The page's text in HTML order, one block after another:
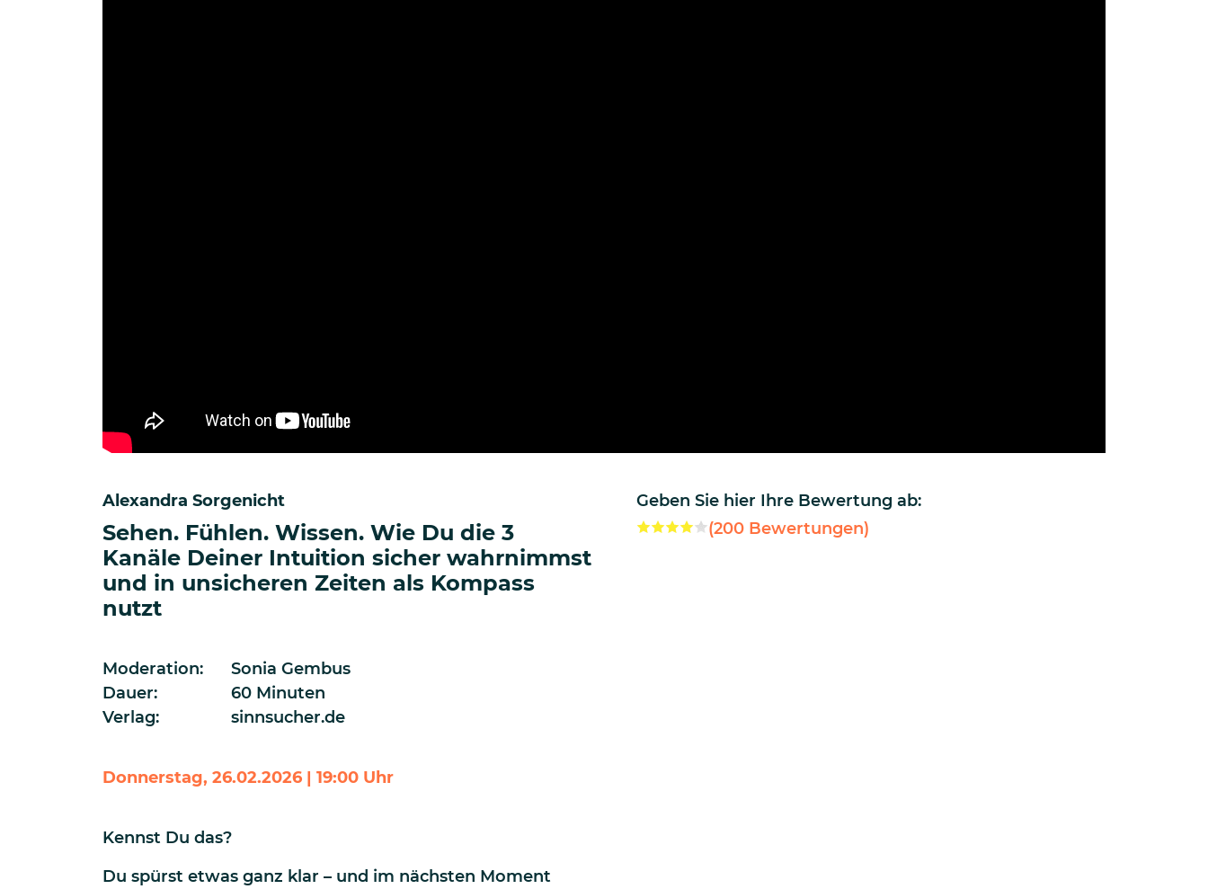
Geben Sie hier Ihre Bewertung ab:
(200 Bewertungen)
Alexandra Sorgenicht
Sehen. Fühlen. Wissen. Wie Du die 3
Kanäle Deiner Intuition sicher wahrnimmst
und in unsicheren Zeiten als Kompass
nutzt
Moderation:
Sonia Gembus
Dauer:
60 Minuten
Verlag:
sinnsucher.de
Donnerstag, 26.02.2026 | 19:00 Uhr
Kennst Du das?
Du spürst etwas ganz klar – und im nächsten Moment